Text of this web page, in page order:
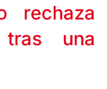
rechaza
una